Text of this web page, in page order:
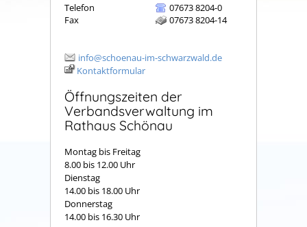
Telefon
07673 8204-0
Fax
07673 8204-14
info@schoenau-im-schwarzwald.de
Kontaktformular
Öffnungszeiten der
Verbandsverwaltung im
Rathaus Schönau
Montag bis Freitag
8.00 bis 12.00 Uhr
Dienstag
14.00 bis 18.00 Uhr
Donnerstag
14.00 bis 16.30 Uhr